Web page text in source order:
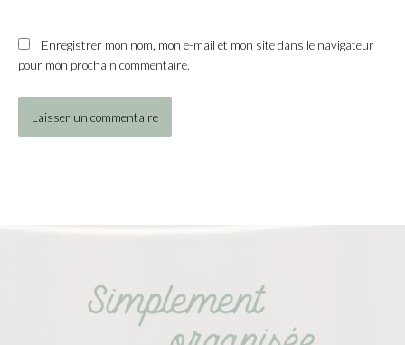
Enregistrer mon nom, mon e-mail et mon site dans le navigateur
pour mon prochain commentaire.